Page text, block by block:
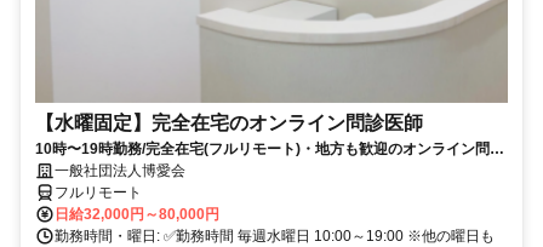
【水曜固定】完全在宅のオンライン問診医師
10時〜19時勤務/完全在宅(フルリモート)・地方も歓迎のオンライン問診
業務一般社団法人博愛会
フルリモート
日給32,000円～80,000円
勤務時間・曜日: ✅勤務時間 毎週水曜日 10:00～19:00 ※他の曜日も